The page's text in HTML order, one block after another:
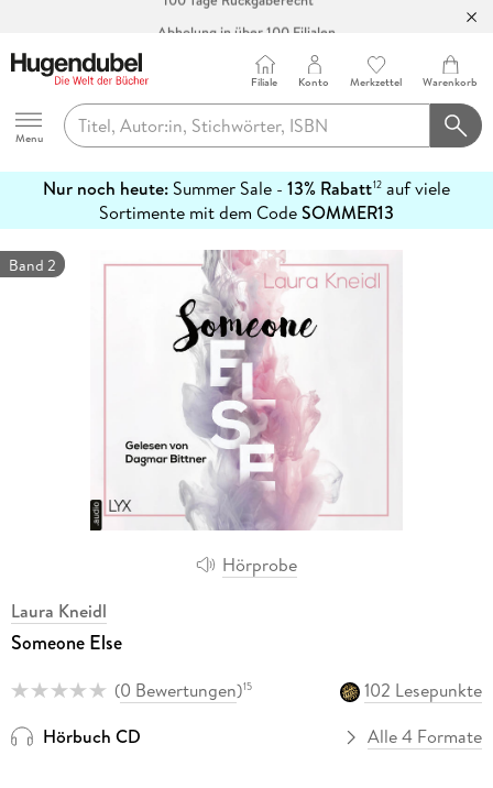
Abholung in über 100 Filialen
Hugendubel
Menu
Filiale Konto Merkzettel Warenkorb
Nur noch heute: Summer Sale - 13% Rabatt12 auf viele
Sortimente mit dem CodeSOMMER13
erfahren
Hörprobe
Band 2
Laura Kneidl
Someone Else
(0 Bewertungen)15
102 Lesepunkte
Hörbuch CD
Alle 4 Formate